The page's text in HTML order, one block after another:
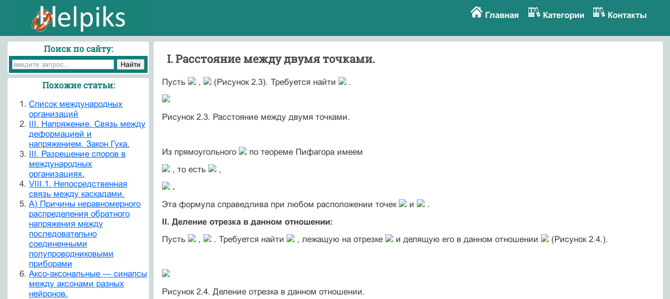
Главная Категории Контакты
I. Расстояние между двумя точками.
Пусть , (Рисунок 2.3). Требуется найти .
Рисунок 2.3. Расстояние между двумя точками.
Из прямоугольного
по теореме Пифагора имеем
, то есть
,
.
Эта формула справедлива при любом расположении точек
и
.
II. Деление отрезка в данном отношении:
Пусть
, . Требуется найти , лежащую на отрезке и делящую его в данном отношении (Рисунок 2.4.).
Рисунок 2.4. Деление отрезка в данном отношении.
Поиск по сайту:
Похожие статьи:
Cписок международных
организаций
III. Напряжение. Связь между
деформацией и
напряжением. Закон Гука.
III. Разрешение споров в
международных
организациях.
VIII.1. Непосредственная
связь между каскадами.
А) Причины неравномерного
распределения обратного
напряжения между
последовательно
соединенными
полупроводниковыми
приборами
Аксо-аксональные — синапсы
между аксонами разных
нейронов.